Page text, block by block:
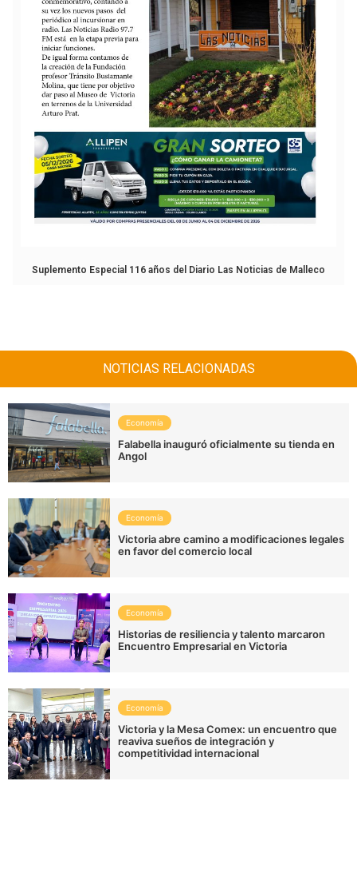
Suplemento Especial 116 años del Diario Las Noticias de Malleco
NOTICIAS RELACIONADAS
Economía
Falabella inauguró oficialmente su tienda en
Angol
Economía
Victoria abre camino a modificaciones legales
en favor del comercio local
Economía
Historias de resiliencia y talento marcaron
Encuentro Empresarial en Victoria
Economía
Victoria y la Mesa Comex: un encuentro que
reaviva sueños de integración y
competitividad internacional